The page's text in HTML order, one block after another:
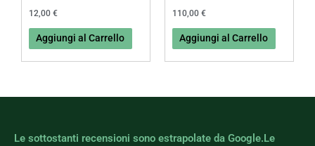
12,00 €
Aggiungi al Carrello
110,00 €
Aggiungi al Carrello
Le sottostanti recensioni sono estrapolate da Google.Le